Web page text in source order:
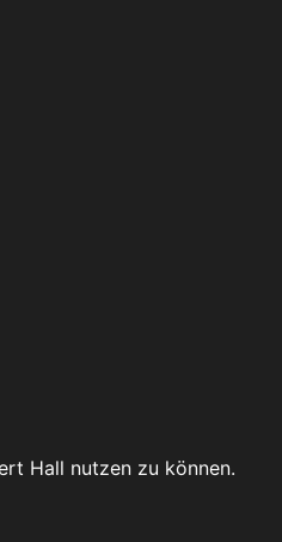
Hall nutzen zu können.